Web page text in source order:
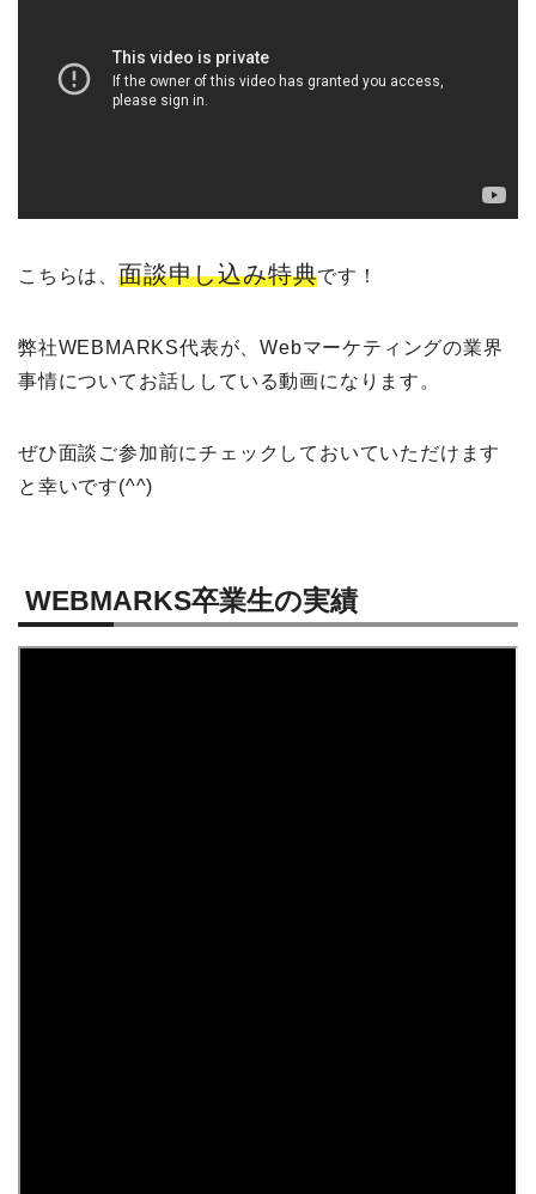
こちらは、 面談申し込み特典です！
弊社WEBMARKS代表が、Webマーケティングの業界
事情についてお話ししている動画になります。
ぜひ面談ご参加前にチェックしておいていただけます
と幸いです(^^)
WEBMARKS卒業生の実績